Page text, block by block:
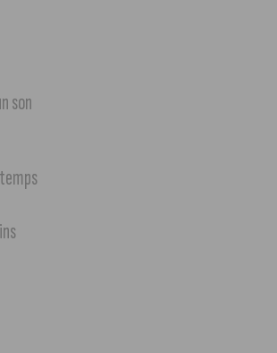
son